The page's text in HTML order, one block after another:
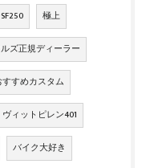
極上
ズ正規ディーラー
すすめカスタム
ヴィットピレン401
バイク大好き